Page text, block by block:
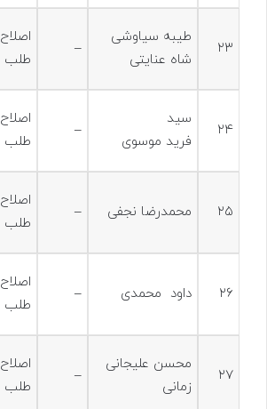
۲۳
طیبه سیاوشی
شاه عنایتی
–
اصلاح
طلب
۲۴
سید
فرید موسوی
–
اصلاح
طلب
۲۵ محمدرضا نجفی –
اصلاح
طلب
۲۶ داود محمدی –
اصلاح
طلب
۲۷
محسن علیجانی
زمانی
–
اصلاح
طلب